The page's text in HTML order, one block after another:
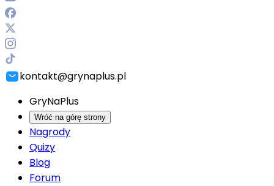
kontakt@grynaplus.pl
GryNaPlus
Wróć na górę strony
Nagrody
Quizy
Blog
Forum